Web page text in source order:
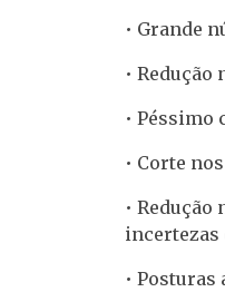
• Grande
•
•
• Corte
•
incertezas
•